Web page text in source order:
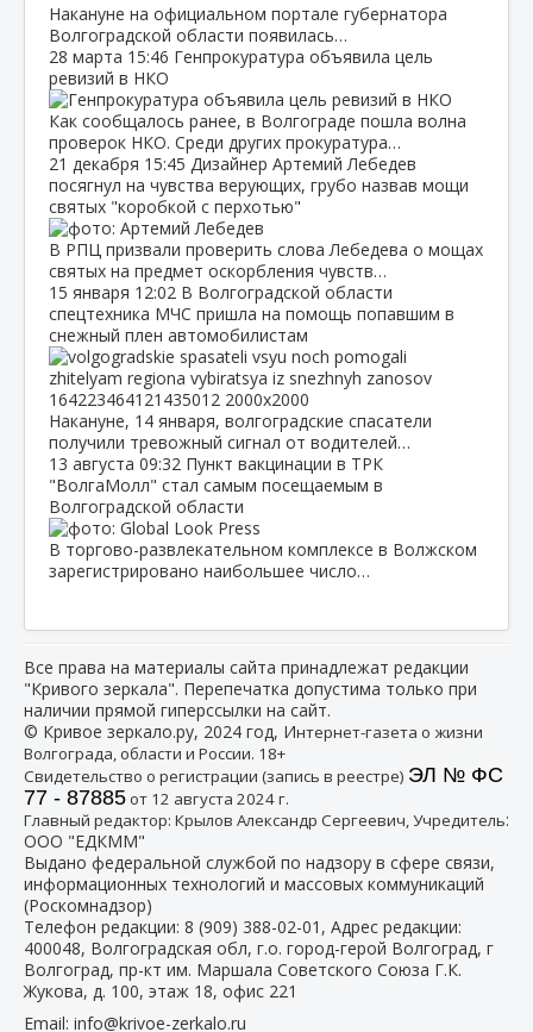
Накануне на официальном портале губернатора
Волгоградской области появилась…
28 марта 15:46 Генпрокуратура объявила цель
ревизий в НКО
Как сообщалось ранее, в Волгограде пошла волна
проверок НКО. Среди других прокуратура…
21 декабря 15:45 Дизайнер Артемий Лебедев
посягнул на чувства верующих, грубо назвав мощи
святых "коробкой с перхотью"
В РПЦ призвали проверить слова Лебедева о мощах
святых на предмет оскорбления чувств…
15 января 12:02 В Волгоградской области
спецтехника МЧС пришла на помощь попавшим в
снежный плен автомобилистам
Накануне, 14 января, волгоградские спасатели
получили тревожный сигнал от водителей…
13 августа 09:32 Пункт вакцинации в ТРК
"ВолгаМолл" стал самым посещаемым в
Волгоградской области
В торгово-развлекательном комплексе в Волжском
зарегистрировано наибольшее число…
Все права на материалы сайта принадлежат редакции
"Кривого зеркала". Перепечатка допустима только при
наличии прямой гиперссылки на сайт.
© Кривое зеркало.ру, 2024 год, Интернет-газета о жизни
Волгограда, области и России. 18+
Свидетельство о регистрации (запись в реестре) ЭЛ № ФС
77 - 87885от 12 августа 2024 г.
Главный редактор: Крылов Александр Сергеевич, Учредитель:
ООО "ЕДКММ"
Выдано федеральной службой по надзору в сфере связи,
информационных технологий и массовых коммуникаций
(Роскомнадзор)
Телефон редакции: 8 (909) 388-02-01 , Адрес редакции:
400048, Волгоградская обл, г.о. город-герой Волгоград, г
Волгоград, пр-кт им. Маршала Советского Союза Г.К.
Жукова, д. 100, этаж 18, офис 221
Email: info@krivoe-zerkalo.ru